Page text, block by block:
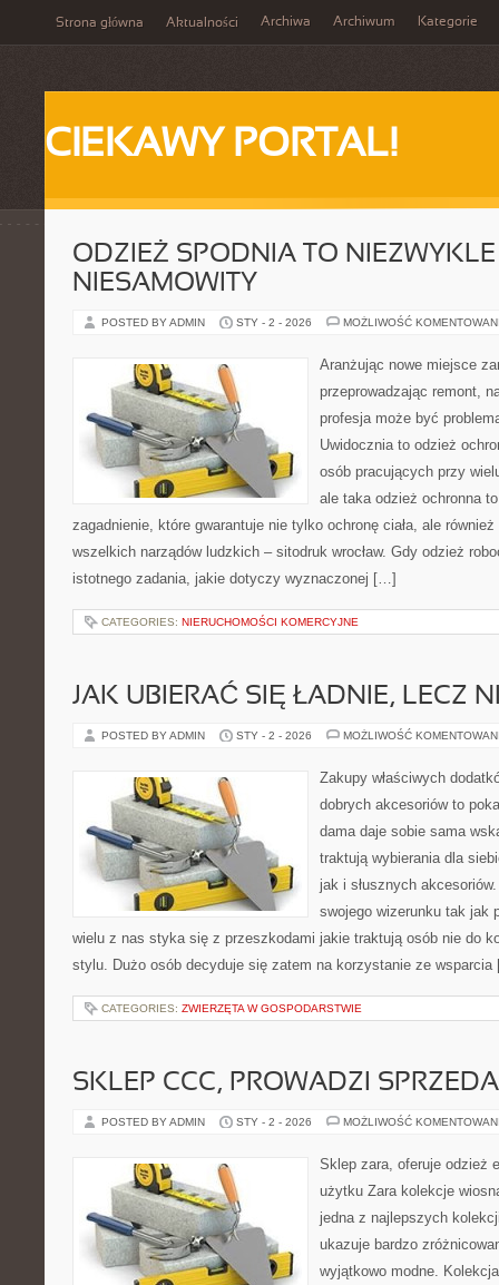
Strona główna Aktualności Archiwa Archiwum Kategorie
CIEKAWY PORTAL!
ODZIEŻ SPODNIA TO NIEZWYKLE
NIESAMOWITY
POSTED BY ADMIN STY - 2 - 2026 MOŻLIWOŚĆ
Aranżując nowe miejsce
przeprowadzając remont,
profesja może być
Uwidocznia to odzież
osób pracujących przy
ale taka odzież ochronna
zagadnienie, które gwarantuje nie tylko ochronę ciała, ale
wszelkich narządów ludzkich – sitodruk wrocław. Gdy odzież
istotnego zadania, jakie dotyczy wyznaczonej […]
CATEGORIES: NIERUCHOMOŚCI KOMERCYJNE
JAK UBIERAĆ SIĘ ŁADNIE, LECZ
POSTED BY ADMIN STY - 2 - 2026 MOŻLIWOŚĆ
Zakupy właściwych
dobrych akcesoriów to
dama daje sobie sama
traktują wybierania dla
jak i słusznych
swojego wizerunku tak jak
wielu z nas styka się z przeszkodami jakie traktują osób nie do
stylu. Dużo osób decyduje się zatem na korzystanie ze
CATEGORIES: ZWIERZĘTA W GOSPODARSTWIE
SKLEP CCC, PROWADZI
POSTED BY ADMIN STY - 2 - 2026 MOŻLIWOŚĆ
Sklep zara, oferuje odzież
użytku Zara kolekcje
jedna z najlepszych
ukazuje bardzo
wyjątkowo modne.